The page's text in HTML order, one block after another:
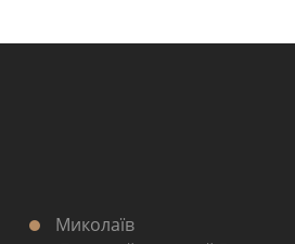
Миколаїв